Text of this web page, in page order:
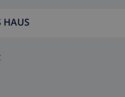
HAUS